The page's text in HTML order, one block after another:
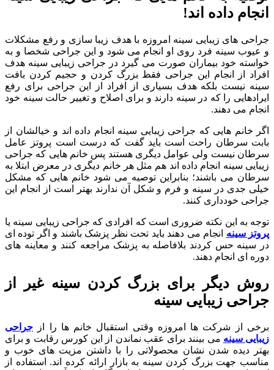
انجام داده اند!
جراحی های زیبایی سینه امروزه با هدف زیبا سازی و رفع مشکلات
و عیوب سینه فرد روی او انجام می شود و این جراحی شخصا و به
خواسته خود بیماران صورت می گیرد در جراحی زیبایی سینه هدف
افراد از انجام این جراحی فقط بزرگ کردن و حجیم کردن بافت
سینه نیست بلکه هدف بسیاری از افراد از این جراحی برای رفع
ایرادهایی را که در سینه دارند و برای اصلاح و تغییر حالت سینه خود
انجام می دهند.
اگر خانم هایی که جراحی زیبایی سینه انجام داده اند و خیالشان از
بابت سرطان راحت است باید گفت که درست است پروتز عامل
سرطان نیست ولی عوامل دیگری هستند پس خانم هایی که جراحی
زیبایی سینه انجام داده اند هم مثل هر خانم دیگری در معرض ابتلا به
سرطان می باشند؛ بنابراین توصیه می شود خانم هایی که مشکل
خیلی جدی در سینه و فرم و شکل آن ندارند بهتر است از انجام این
جراحی خودداری کنند.
توجه به این نکته ضروری است که افرادی که جراحی زیبایی سینه یا
پروتز سینه انجام می دهند باید تحت نظر پزشک باشند و اگر توده ای
در سینه حس کردند بلافاصله به پزشک مراجعه کنند و معاینه های
دوره ای انجام دهند.
روش دیگر برای بزرگ کردن سینه غیر از
جراحی زیبایی سینه
برخی از شرکت ها امروزه وقتی استقبال خانم ها را از جراحی
زیبایی سینه می بینند برای عقب نماندن از این کورس رقابت و برای
بهتر دیده شدن نشان محصولاتی را با داشتن مزیت های خوب و
مناسب جهت بزرگ کردن سینه به بازار ارائه کرده اند. استفاده از